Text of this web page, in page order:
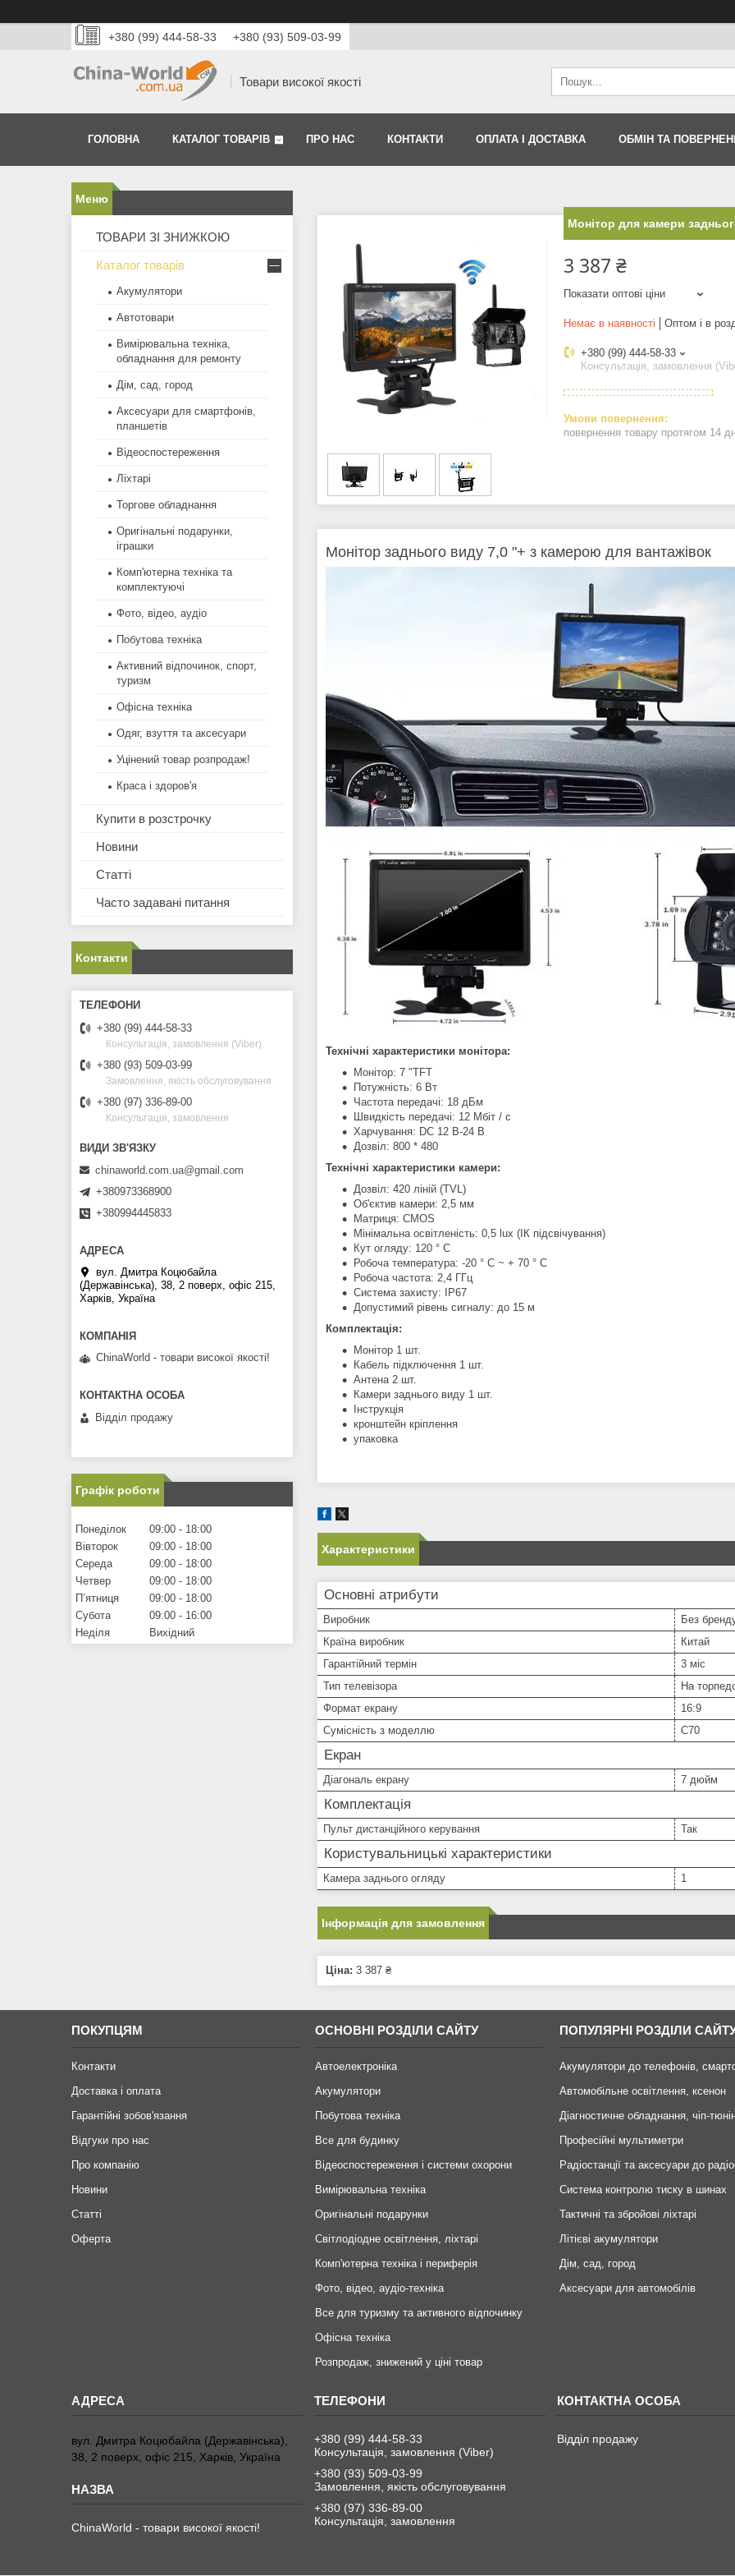
+380 (99) 444-58-33 +380 (93) 509-03-99
Товари високої якості
ГОЛОВНА КАТАЛОГ ТОВАРІВ ПРО НАС КОНТАКТИ ОПЛАТА І ДОСТАВКА ОБМІН ТА
Монітор для камери
3 387 ₴
Показати оптові ціни
Немає в наявності Оптом і в
+380 (99) 444-58-33
Консультація, замовлення
повернення товару протягом 14
Монітор заднього виду 7,0 "+ з камерою для вантажівок
Технічні характеристики монітора:
Монітор: 7 "TFT
Потужність: 6 Вт
Частота передачі: 18 дБм
Швидкість передачі: 12 Мбіт / с
Харчування: DC 12 В-24 В
Дозвіл: 800 * 480
Технічні характеристики камери:
Дозвіл: 420 ліній (TVL)
Об'єктив камери: 2,5 мм
Матриця: CMOS
Мінімальна освітленість: 0,5 lux (ІК підсвічування)
Кут огляду: 120 ° C
Робоча температура: -20 ° C ~ + 70 ° C
Робоча частота: 2,4 ГГц
Система захисту: IP67
Допустимий рівень сигналу: до 15 м
Комплектація:
Монітор 1 шт.
Кабель підключення 1 шт.
Антена 2 шт.
Камери заднього виду 1 шт.
Інструкція
кронштейн кріплення
упаковка
Характеристики
Основні атрибути
Виробник
Без
Країна виробник
Китай
Гарантійний термін
3 міс
Тип телевізора
На
Формат екрану
16:9
Сумісність з моделлю
C70
Екран
Діагональ екрану 7 дюйм
Комплектація
Пульт дистанційного керування Так
Користувальницькі характеристики
Камера заднього огляду 1
Інформація для замовлення
Ціна: 3 387 ₴
ТОВАРИ ЗІ ЗНИЖКОЮ
Каталог товарів
Акумулятори
Автотовари
Вимірювальна техніка,
обладнання для ремонту
Дім, сад, город
Аксесуари для смартфонів,
планшетів
Відеоспостереження
Ліхтарі
Торгове обладнання
Оригінальні подарунки,
іграшки
Комп'ютерна техніка та
комплектуючі
Фото, відео, аудіо
Побутова техніка
Активний відпочинок, спорт,
туризм
Офісна техніка
Одяг, взуття та аксесуари
Уцінений товар розпродаж!
Краса і здоров'я
Купити в розстрочку
Новини
Статті
Часто задавані питання
Контакти
+380 (99) 444-58-33
Консультація, замовлення (Viber)
+380 (93) 509-03-99
Замовлення, якість обслуговування
+380 (97) 336-89-00
Консультація, замовлення
chinaworld.com.ua@gmail.com
+380973368900
+380994445833
вул. Дмитра Коцюбайла
(Державінська), 38, 2 поверх, офіс 215,
Харків, Україна
ChinaWorld - товари високої якості!
Відділ продажу
Графік роботи
Понеділок 09:00
18:00
Вівторок
09:00
18:00
Середа
09:00
18:00
Четвер
09:00
18:00
Пʼятниця
09:00
18:00
Субота
09:00
16:00
Неділя
Вихідний
ПОКУПЦЯМ
Контакти
Доставка і оплата
Гарантійні зобов'язання
Відгуки про нас
Про компанію
Новини
Статті
Оферта
ОСНОВНІ РОЗДІЛИ САЙТУ
Автоелектроніка
Акумулятори
Побутова техніка
Все для будинку
Відеоспостереження і системи охорони
Вимірювальна техніка
Оригінальні подарунки
Світлодіодне освітлення, ліхтарі
Комп'ютерна техніка і периферія
Фото, відео, аудіо-техніка
Все для туризму та активного відпочинку
Офісна техніка
Розпродаж, знижений у ціні товар
ПОПУЛЯРНІ РОЗДІЛИ
Акумулятори до телефонів,
Автомобільне освітлення, ксенон
Діагностичне обладнання, чіп-
Професійні мультиметри
Радіостанції та аксесуари до
Система контролю тиску в шинах
Тактичні та збройові ліхтарі
Літієві акумулятори
Дім, сад, город
Аксесуари для автомобілів
вул. Дмитра Коцюбайла (Державінська),
38, 2 поверх, офіс 215, Харків, Україна
ChinaWorld - товари високої якості!
+380 (99) 444-58-33
Консультація, замовлення (Viber)
+380 (93) 509-03-99
Замовлення, якість обслуговування
+380 (97) 336-89-00
Консультація, замовлення
Відділ продажу